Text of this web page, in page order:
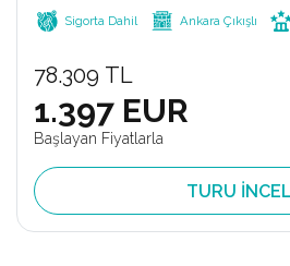
Sigorta Dahil Ankara Çıkışlı
78.309 TL
1.397 EUR
Başlayan Fiyatlarla
TURU